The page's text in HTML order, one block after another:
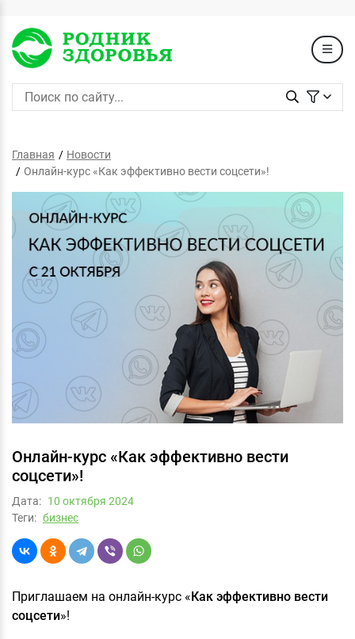
Главная
Новости
Онлайн-курс «Как эффективно вести соцсети»!
Онлайн-курс «Как эффективно вести
соцсети»!
Дата: 10 октября 2024
Теги: бизнес
Приглашаем на онлайн-курс «Как эффективно вести
соцсети»!